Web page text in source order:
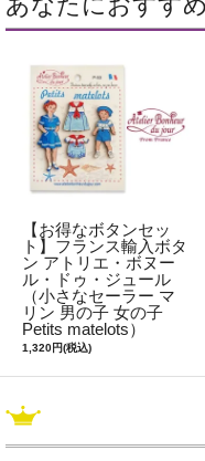
【お得なボタンセッ
ト】フランス輸入ボタ
ン アトリエ・ボヌー
ル・ドゥ・ジュール
（小さなセーラー マ
リン 男の子 女の子
Petits matelots）
1,320円(税込)